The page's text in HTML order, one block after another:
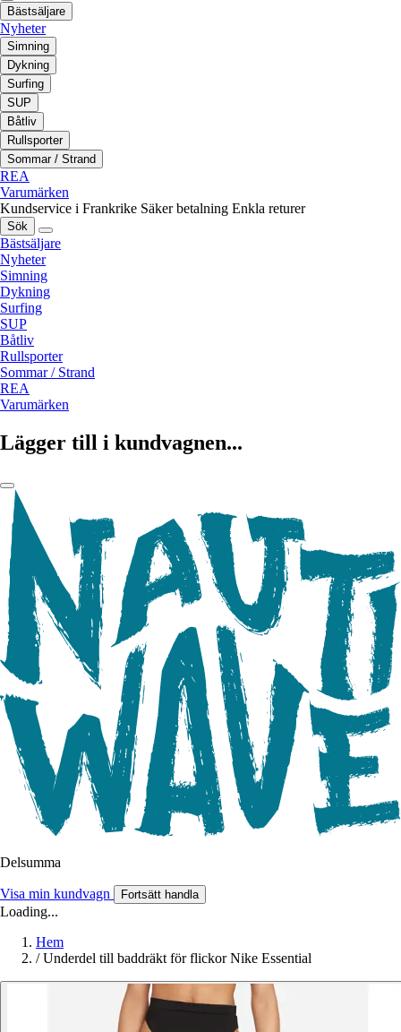
Bästsäljare
Nyheter
Simning
Dykning
Surfing
SUP
Båtliv
Rullsporter
Sommar / Strand
REA
Varumärken
Kundservice i Frankrike Säker betalning Enkla returer
Sök
Bästsäljare
Nyheter
Simning
Dykning
Surfing
SUP
Båtliv
Rullsporter
Sommar / Strand
REA
Varumärken
Lägger till i kundvagnen...
Delsumma
Visa min kundvagn Fortsätt handla
Loading...
Hem
/ Underdel till baddräkt för flickor Nike Essential